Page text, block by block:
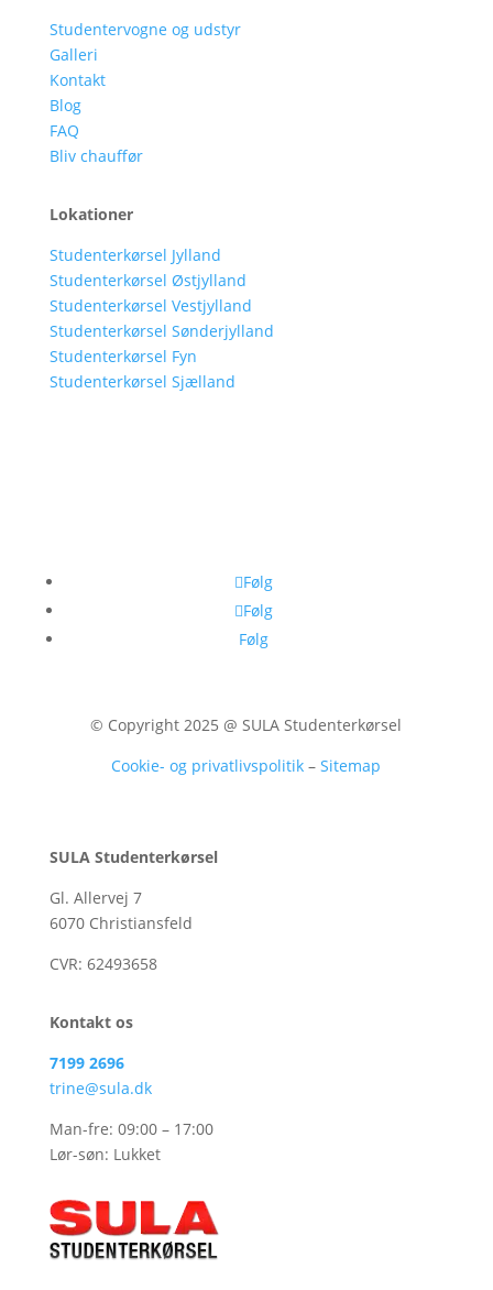
Studentervogne og udstyr
Galleri
Kontakt
Blog
FAQ
Bliv chauffør
Lokationer
Studenterkørsel Jylland
Studenterkørsel Østjylland
Studenterkørsel Vestjylland
Studenterkørsel Sønderjylland
Studenterkørsel Fyn
Studenterkørsel Sjælland
Følg
Følg
Følg
© Copyright 2025 @ SULA Studenterkørsel
Cookie- og privatlivspolitik –Sitemap
SULA Studenterkørsel
Gl. Allervej 7
6070 Christiansfeld
CVR: 62493658
Kontakt os
7199 2696
trine@sula.dk
Man-fre: 09:00 – 17:00
Lør-søn: Lukket